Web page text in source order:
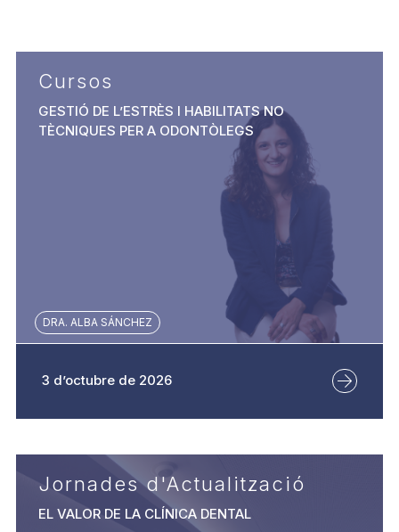
Cursos
GESTIÓ DE L’ESTRÈS I HABILITATS NO
TÈCNIQUES PER A ODONTÒLEGS
DRA. ALBA SÁNCHEZ
3 d’octubre de 2026
Jornades d'Actualització
EL VALOR DE LA CLÍNICA DENTAL